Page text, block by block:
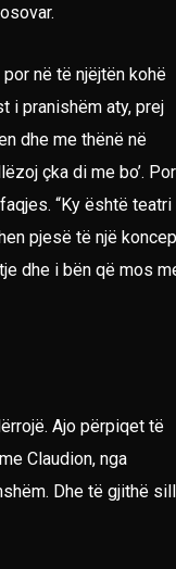
në të njëjtën kohë
i pranishëm aty, prej
dhe me thënë në
çka di me bo’. Por
“Ky është teatri
pjesë të një
dhe i bën që mos
Ajo përpiqet të
Claudion, nga
Dhe të gjithë